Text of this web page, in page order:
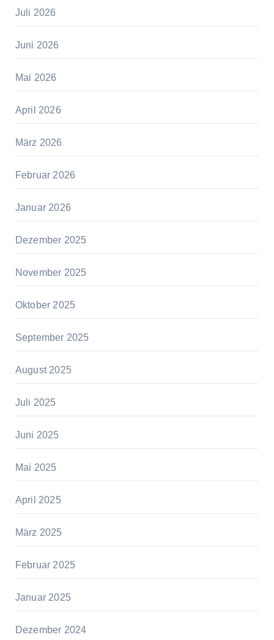
Juli 2026
Juni 2026
Mai 2026
April 2026
März 2026
Februar 2026
Januar 2026
Dezember 2025
November 2025
Oktober 2025
September 2025
August 2025
Juli 2025
Juni 2025
Mai 2025
April 2025
März 2025
Februar 2025
Januar 2025
Dezember 2024